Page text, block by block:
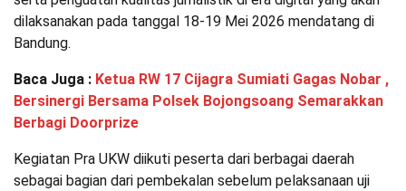
dilaksanakan pada tanggal 18-19 Mei 2026 mendatang di
Bandung.
Baca Juga : Ketua RW 17 Cijagra Sumiati Gagas Nobar ,
Bersinergi Bersama Polsek Bojongsoang Semarakkan
Berbagi Doorprize
Kegiatan Pra UKW diikuti peserta dari berbagai daerah
sebagai bagian dari pembekalan sebelum pelaksanaan uji